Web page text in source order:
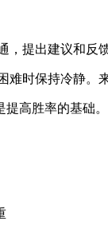
，提出建议和反
难时保持冷静。
提高胜率的基础